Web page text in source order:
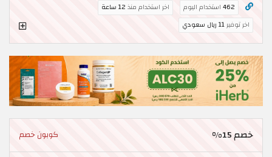
462 استخدام اليوم اخر استخدام منذ 12 ساعة
اخر توفير11 ريال سعودي
خصم 15% كوبون خصم